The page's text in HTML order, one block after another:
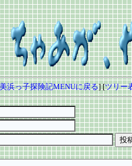
浜っ子探険記MENUに戻る] [ツリー